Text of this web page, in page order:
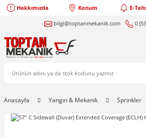
Hakkımızda Konum E-
bilgi@toptanmekanik.com 0
Anasayfa Yangın & Mekanik Sprinkler